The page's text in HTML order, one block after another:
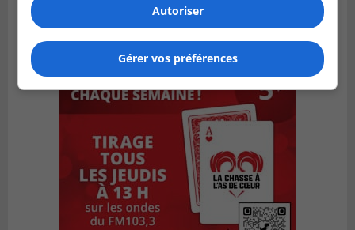
Autoriser
Gérer vos préférences